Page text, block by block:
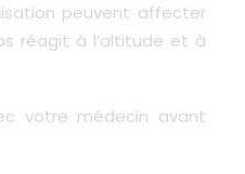
peuvent affecter
réagit à l’altitude et à
votre médecin avant